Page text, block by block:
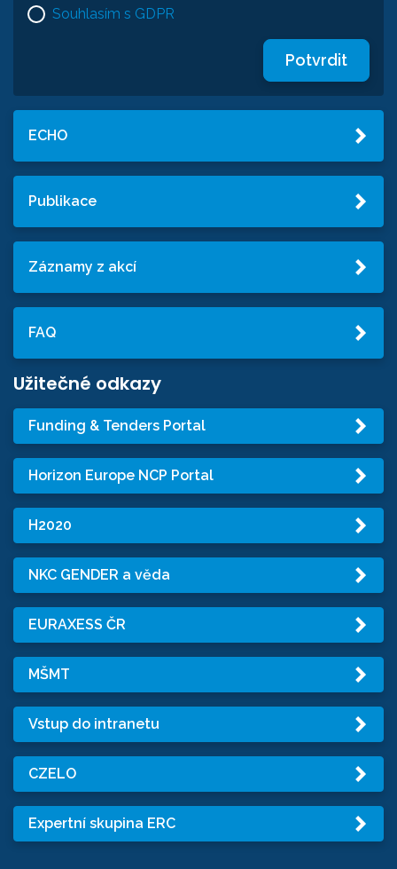
Souhlasím s GDPR
Potvrdit
ECHO
Publikace
Záznamy z akcí
FAQ
Užitečné odkazy
Funding & Tenders Portal
Horizon Europe NCP Portal
H2020
NKC GENDER a věda
EURAXESS ČR
MŠMT
Vstup do intranetu
CZELO
Expertní skupina ERC